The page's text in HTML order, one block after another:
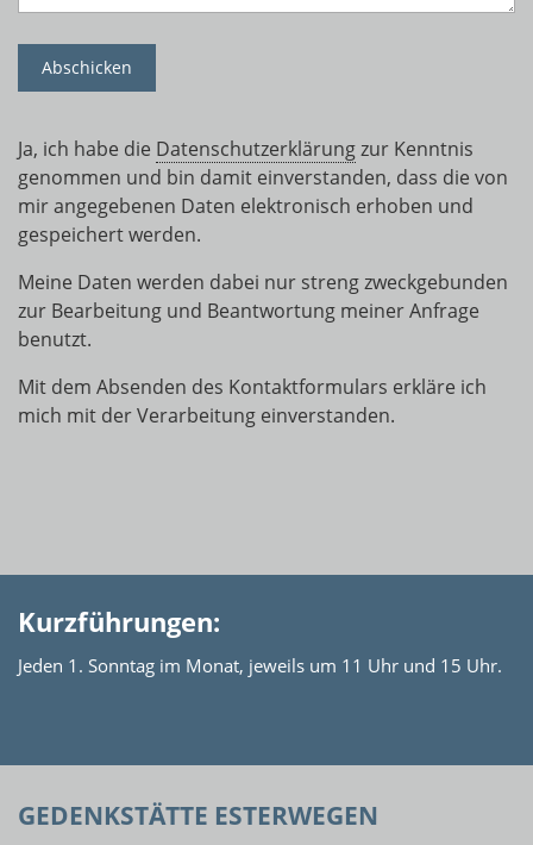
Ja, ich habe die Datenschutzerklärungzur Kenntnis
genommen und bin damit einverstanden, dass die von
mir angegebenen Daten elektronisch erhoben und
gespeichert werden.
Meine Daten werden dabei nur streng zweckgebunden
zur Bearbeitung und Beantwortung meiner Anfrage
benutzt.
Mit dem Absenden des Kontaktformulars erkläre ich
mich mit der Verarbeitung einverstanden.
Kurzführungen:
Jeden 1. Sonntag im Monat, jeweils um 11 Uhr und 15 Uhr.
GEDENKSTÄTTE ESTERWEGEN